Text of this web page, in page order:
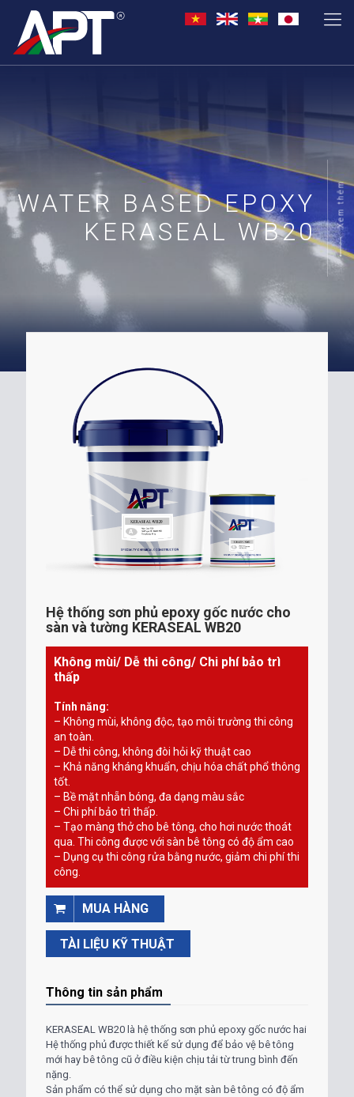
Hệ thống sơn phủ epoxy gốc nước cho
sàn và tường KERASEAL WB20
Không mùi/ Dễ thi công/ Chi phí bảo trì
thấp
Tính năng:
– Không mùi, không độc, tạo môi trường thi công
an toàn.
– Dễ thi công, không đòi hỏi kỹ thuật cao
– Khả năng kháng khuẩn, chịu hóa chất phổ thông
tốt.
– Bề mặt nhẵn bóng, đa dạng màu sắc
– Chi phí bảo trì thấp.
– Tạo màng thở cho bê tông, cho hơi nước thoát
qua. Thi công được với sàn bê tông có độ ẩm cao
– Dụng cụ thi công rửa bằng nước, giảm chi phí thi
công.
MUA HÀNG
TÀI LIỆU KỸ THUẬT
Thông tin sản phẩm
KERASEAL WB20 là hệ thống sơn phủ epoxy gốc nước hai thành
Hệ thống phủ được thiết kế sử dụng để bảo vệ bê tông
mới hay bê tông cũ ở điều kiện chịu tải từ trung bình đến
nặng.
Sản phẩm có thể sử dụng cho mặt sàn bê tông có độ ẩm